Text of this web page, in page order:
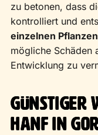
zu betonen, dass
kontrolliert und
einzelnen Pflanzen
mögliche Schäden
Entwicklung zu
GÜNSTIGER
HANF IN